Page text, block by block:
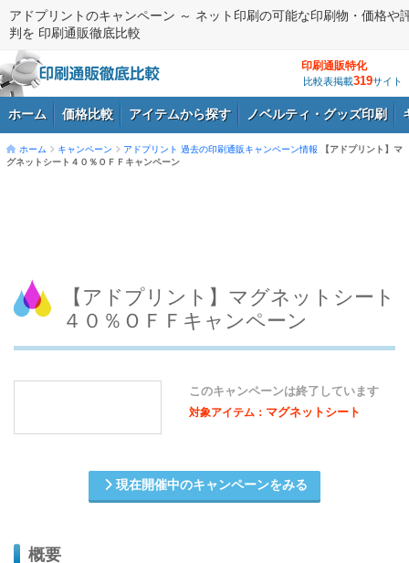
アドプリントのキャンペーン ～ ネット印刷の可能な印刷物・価格や
判を 印刷通販徹底比較
印刷通販特化
比較表掲載319サイト
ホーム 価格比較 アイテムから探す ノベルティ・グッズ印刷
ホーム キャンペーン アドプリント 過去の印刷通販キャンペーン情報
【アドプリント】マ
グネットシート４０％ＯＦＦキャンペーン
【アドプリント】マグネットシート
４０％ＯＦＦキャンペーン
このキャンペーンは終了しています
対象アイテム： マグネットシート
現在開催中のキャンペーンをみる
概要